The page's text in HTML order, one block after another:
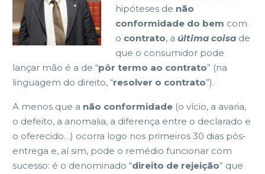
hipóteses de não
conformidade do bem com
o contrato, a última coisa de
que o consumidor pode
lançar mão é a de “pôr termo ao contrato” (na
linguagem do direito, “resolver o contrato”).
A menos que a não conformidade (o vício, a avaria,
o defeito, a anomalia, a diferença entre o declarado e
o oferecido…) ocorra logo nos primeiros 30 dias pós-
entrega e, aí sim, pode o remédio funcionar com
sucesso: é o denominado “direito de rejeição” que